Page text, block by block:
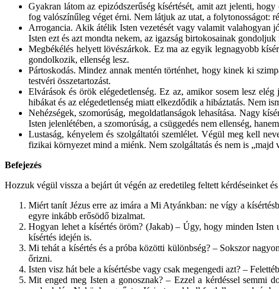
Gyakran látom az epizódszerűség kísértését, amit azt jelenti,
fog valószínűleg véget érni. Nem látjuk az utat, a folytonosságot:
Arrogancia. Akik átélik Isten vezetését vagy valamit valahogyan
Isten ezt és azt mondta nekem, az igazság birtokosainak
Megbékélés helyett lövészárkok. Ez ma az egyik legnagyobb
gondolkozik, ellenség lesz.
Pártoskodás. Mindez annak mentén történhet, hogy kinek ki
testvéri összetartozást.
Elvárások és örök elégedetlenség. Ez az, amikor sosem lesz
hibákat és az elégedetlenség miatt elkezdődik a hibáztatás. Nem
Nehézségek, szomorúság, megoldatlanságok lehasítása. Nagy
Isten jelenlétében, a szomorúság, a csüggedés nem ellenség,
Lustaság, kényelem és szolgáltatói szemlélet. Végül meg kell
fizikai környezet mind a miénk. Nem szolgáltatás és nem is
Befejezés
Hozzuk végül vissza a bejárt út végén az eredetileg feltett kérdéseinket
Miért tanít Jézus erre az imára a Mi Atyánkban: ne vígy a
egyre inkább erősödő bizalmat.
Hogyan lehet a kísértés öröm? (Jakab) – Úgy, hogy minden
kísértés idején is.
Mi tehát a kísértés és a próba közötti különbség? – Sokszor
őrizni.
Isten visz hát bele a kísértésbe vagy csak megengedi azt? –
Mit enged meg Isten a gonosznak? – Ezzel a kérdéssel semmi